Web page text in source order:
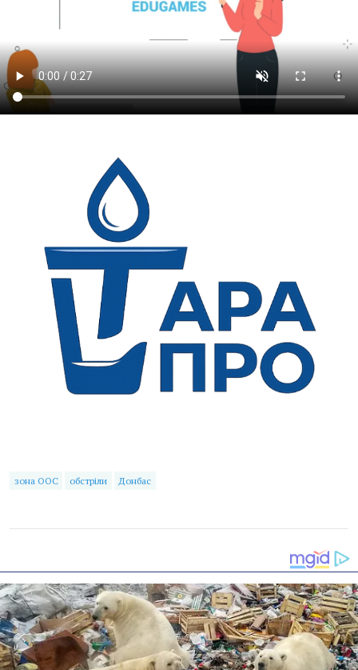
зона ООС обстріли Донбас